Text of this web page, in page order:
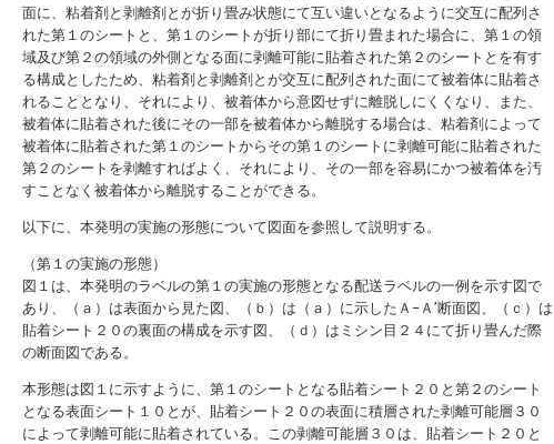
面に、粘着剤と剥離剤とが折り畳み状態にて互い違いとなるように交互に配列さ
れた第１のシートと、第１のシートが折り部にて折り畳まれた場合に、第１の領
域及び第２の領域の外側となる面に剥離可能に貼着された第２のシートとを有す
る構成としたため、粘着剤と剥離剤とが交互に配列された面にて被着体に貼着さ
れることとなり、それにより、被着体から意図せずに離脱しにくくなり、また、
被着体に貼着された後にその一部を被着体から離脱する場合は、粘着剤によって
被着体に貼着された第１のシートからその第１のシートに剥離可能に貼着された
第２のシートを剥離すればよく、それにより、その一部を容易にかつ被着体を汚
すことなく被着体から離脱することができる。
以下に、本発明の実施の形態について図面を参照して説明する。
（第１の実施の形態）
図１は、本発明のラベルの第１の実施の形態となる配送ラベルの一例を示す図で
あり、（ａ）は表面から見た図、（ｂ）は（ａ）に示したＡ−Ａ’断面図、（ｃ）は
貼着シート２０の裏面の構成を示す図、（ｄ）はミシン目２４にて折り畳んだ際
の断面図である。
本形態は図１に示すように、第１のシートとなる貼着シート２０と第２のシート
となる表面シート１０とが、貼着シート２０の表面に積層された剥離可能層３０
によって剥離可能に貼着されている。この剥離可能層３０は、貼着シート２０と